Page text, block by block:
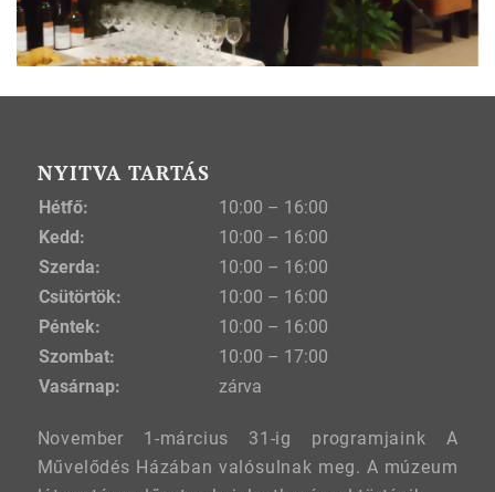
NYITVA TARTÁS
Hétfő:
10:00 – 16:00
Kedd:
10:00 – 16:00
Szerda:
10:00 – 16:00
Csütörtök:
10:00 – 16:00
Péntek:
10:00 – 16:00
Szombat:
10:00 – 17:00
Vasárnap:
zárva
November 1-március 31-ig programjaink A
Művelődés Házában valósulnak meg. A múzeum